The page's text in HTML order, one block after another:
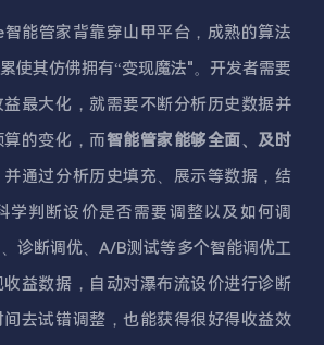
能管家背靠穿山甲平台，成熟的算法
使其仿佛拥有“变现魔法"。开发者需要
最大化，就需要不断分析历史数据并
的变化，而智能管家能够全面、及时
并通过分析历史填充、展示等数据，结
学判断设价是否需要调整以及如何调
诊断调优、A/B测试等多个智能调优工
益数据，自动对瀑布流设价进行诊断
去试错调整，也能获得很好得收益效